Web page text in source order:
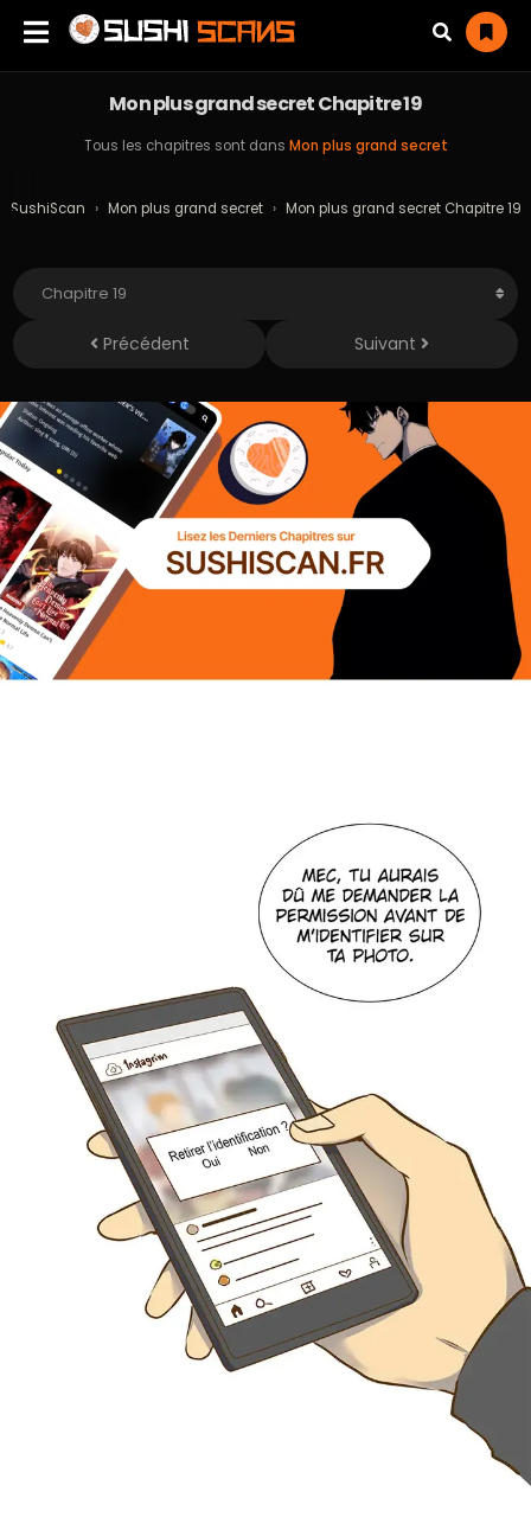
Mon plus grand secret Chapitre 19
Tous les chapitres sont dans Mon plus grand secret
SushiScan › Mon plus grand secret › Mon plus grand secret Chapitre 19
Précédent Suivant